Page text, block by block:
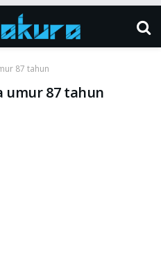
87 tahun
umur 87 tahun